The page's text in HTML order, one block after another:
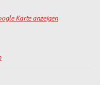
Karte anzeigen